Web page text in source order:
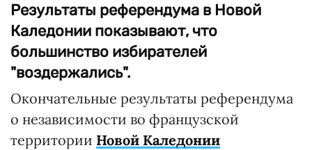
Результаты референдума в Новой
Каледонии показывают, что
большинство избирателей
"воздержались".
Окончательные результаты референдума
о независимости во французской
территории Новой Каледонии